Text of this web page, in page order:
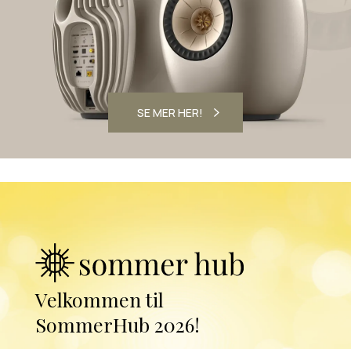
SE MER HER!
Velkommen til
SommerHub 2026!